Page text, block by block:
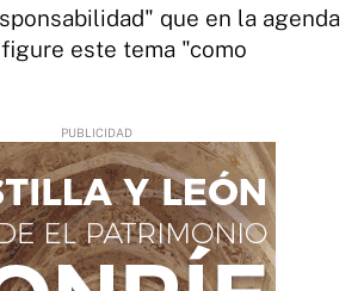
que en la agenda
este tema "como